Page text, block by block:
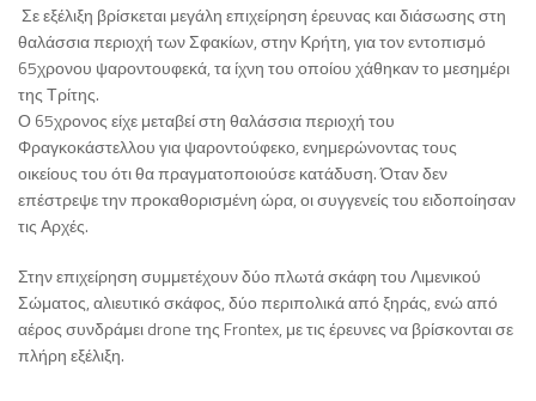
Σε εξέλιξη βρίσκεται μεγάλη επιχείρηση έρευνας και διάσωσης στη
θαλάσσια περιοχή των Σφακίων, στην Κρήτη, για τον εντοπισμό
65χρονου ψαροντουφεκά, τα ίχνη του οποίου χάθηκαν το μεσημέρι
της Τρίτης.
Ο 65χρονος είχε μεταβεί στη θαλάσσια περιοχή του
Φραγκοκάστελλου για ψαροντούφεκο, ενημερώνοντας τους
οικείους του ότι θα πραγματοποιούσε κατάδυση. Όταν δεν
επέστρεψε την προκαθορισμένη ώρα, οι συγγενείς του ειδοποίησαν
τις Αρχές.
Στην επιχείρηση συμμετέχουν δύο πλωτά σκάφη του Λιμενικού
Σώματος, αλιευτικό σκάφος, δύο περιπολικά από ξηράς, ενώ από
αέρος συνδράμει drone της Frontex, με τις έρευνες να βρίσκονται σε
πλήρη εξέλιξη.